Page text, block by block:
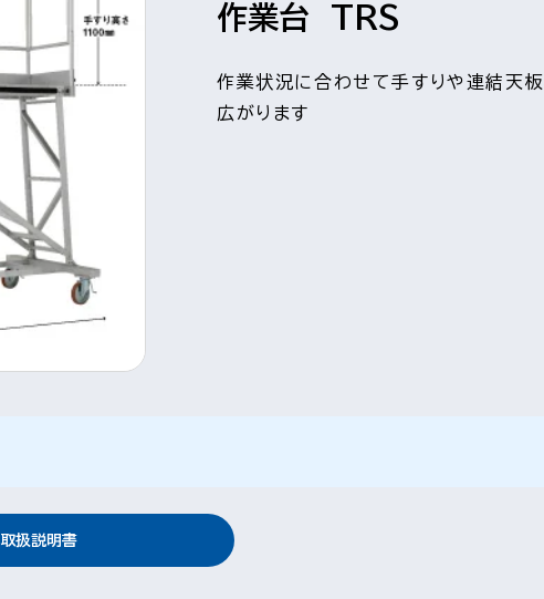
作業台 TRS
作業状況に合わせて手すりや連結天板
広がります
取扱説明書